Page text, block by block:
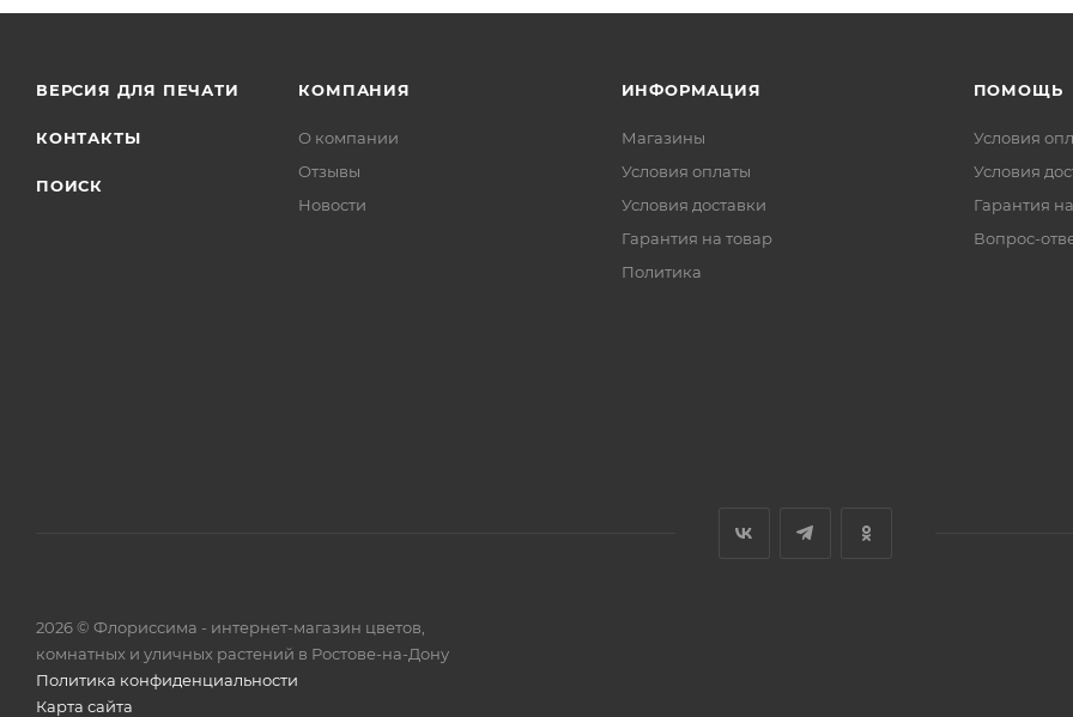
ВЕРСИЯ ДЛЯ ПЕЧАТИ
КОНТАКТЫ
ПОИСК
КОМПАНИЯ
О компании
Отзывы
Новости
ИНФОРМАЦИЯ
Магазины
Условия оплаты
Условия доставки
Гарантия на товар
Политика
ПОМОЩЬ
Условия
Условия
Гарантия
Вопрос-
2026 © Флориссима - интернет-магазин цветов,
комнатных и уличных растений в Ростове-на-Дону
Политика конфиденциальности
Карта сайта